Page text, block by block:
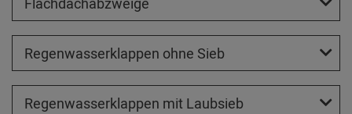
Regenwasserklappen ohne Sieb
Regenwasserklappen mit Laubsieb